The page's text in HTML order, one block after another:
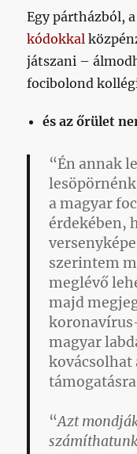
Egy pártházból,
kódokkal
játszani –
focibolond
és az őrület
“Én annak
a magyar
érdekében,
szerintem
meglévő
majd
magyar
“Azt